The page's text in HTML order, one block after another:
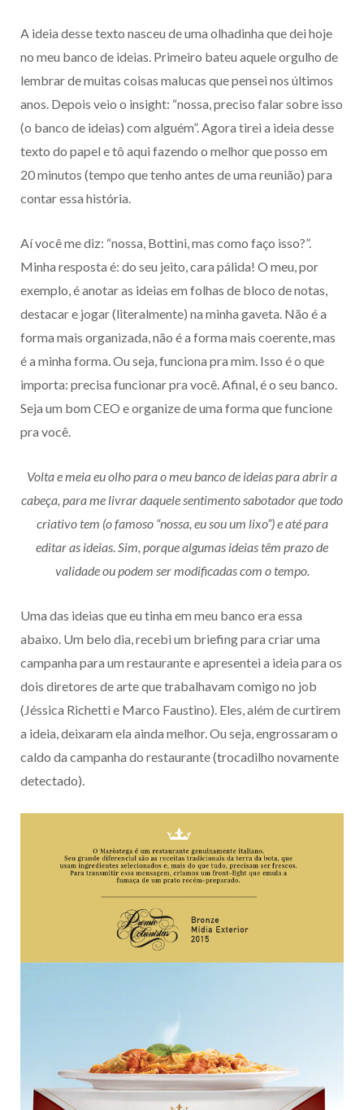
A ideia desse texto nasceu de uma olhadinha que dei hoje
no meu banco de ideias. Primeiro bateu aquele orgulho de
lembrar de muitas coisas malucas que pensei nos últimos
anos. Depois veio o insight: “nossa, preciso falar sobre isso
(o banco de ideias) com alguém”. Agora tirei a ideia desse
texto do papel e tô aqui fazendo o melhor que posso em
20 minutos (tempo que tenho antes de uma reunião) para
contar essa história.
Aí você me diz: “nossa, Bottini, mas como faço isso?”.
Minha resposta é: do seu jeito, cara pálida! O meu, por
exemplo, é anotar as ideias em folhas de bloco de notas,
destacar e jogar (literalmente) na minha gaveta. Não é a
forma mais organizada, não é a forma mais coerente, mas
é a minha forma. Ou seja, funciona pra mim. Isso é o que
importa: precisa funcionar pra você. Afinal, é o seu banco.
Seja um bom CEO e organize de uma forma que funcione
pra você.
Volta e meia eu olho para o meu banco de ideias para abrir a
cabeça, para me livrar daquele sentimento sabotador que todo
criativo tem (o famoso “nossa, eu sou um lixo”) e até para
editar as ideias. Sim, porque algumas ideias têm prazo de
validade ou podem ser modificadas com o tempo.
Uma das ideias que eu tinha em meu banco era essa
abaixo. Um belo dia, recebi um briefing para criar uma
campanha para um restaurante e apresentei a ideia para os
dois diretores de arte que trabalhavam comigo no job
(Jéssica Richetti e Marco Faustino). Eles, além de curtirem
a ideia, deixaram ela ainda melhor. Ou seja, engrossaram o
caldo da campanha do restaurante (trocadilho novamente
detectado).